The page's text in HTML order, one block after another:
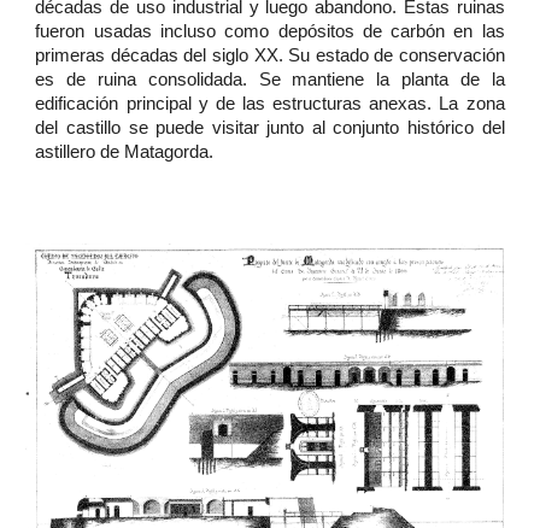
décadas de uso industrial y luego abandono. Estas ruinas
fueron usadas incluso como depósitos de carbón en las
primeras décadas del siglo XX. Su estado de conservación
es de ruina consolidada. Se mantiene la planta de la
edificación principal y de las estructuras anexas. La zona
del castillo se puede visitar junto al conjunto histórico del
astillero de Matagorda.